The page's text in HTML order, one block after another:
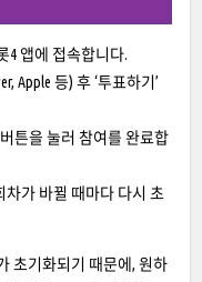
4 앱에 접속합니다.
Apple 등) 후 ‘투표하기’
튼을 눌러 참여를 완료합
차가 바뀔 때마다 다시 초
초기화되기 때문에, 원하